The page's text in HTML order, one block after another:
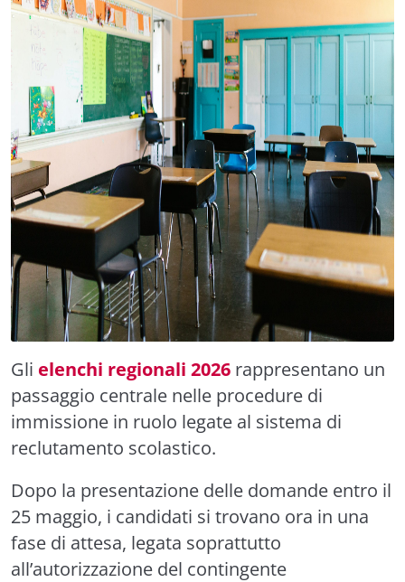
Gli elenchi regionali 2026 rappresentano un
passaggio centrale nelle procedure di
immissione in ruolo legate al sistema di
reclutamento scolastico.
Dopo la presentazione delle domande entro il
25 maggio, i candidati si trovano ora in una
fase di attesa, legata soprattutto
all’autorizzazione del contingente